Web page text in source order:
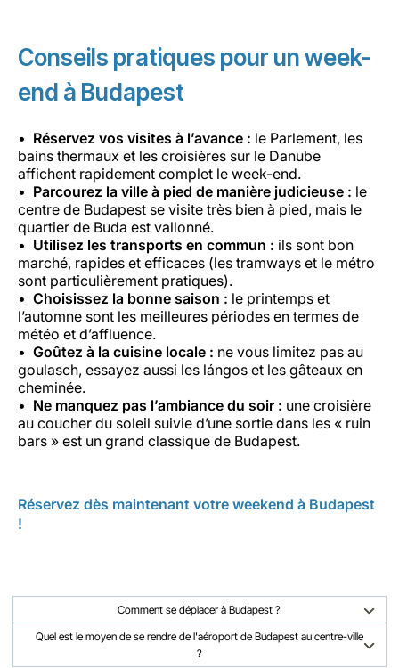
Conseils pratiques pour un week-
end à Budapest
Réservez vos visites à l’avance : le Parlement, les
bains thermaux et les croisières sur le Danube
affichent rapidement complet le week-end.
Parcourez la ville à pied de manière judicieuse : le
centre de Budapest se visite très bien à pied, mais le
quartier de Buda est vallonné.
Utilisez les transports en commun : ils sont bon
marché, rapides et efficaces (les tramways et le métro
sont particulièrement pratiques).
Choisissez la bonne saison : le printemps et
l’automne sont les meilleures périodes en termes de
météo et d’affluence.
Goûtez à la cuisine locale : ne vous limitez pas au
goulasch, essayez aussi les lángos et les gâteaux en
cheminée.
Ne manquez pas l’ambiance du soir : une croisière
au coucher du soleil suivie d’une sortie dans les « ruin
bars » est un grand classique de Budapest.
Réservez dès maintenant votre weekend à Budapest
!
Comment se déplacer à Budapest ?
Quel est le moyen de se rendre de l'aéroport de Budapest au centre-ville
?